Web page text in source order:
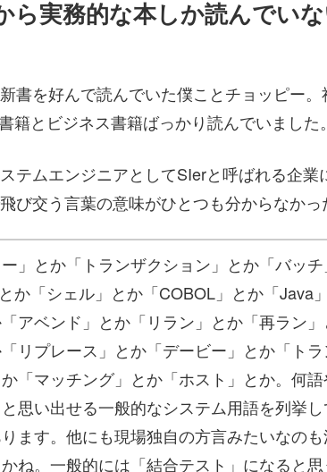
ら実務的な本しか読んでい
書を好んで読んでいた僕ことチョッピー
籍とビジネス書籍ばっかり読んでいました。
テムエンジニアとしてSIerと呼ばれる企業
び交う言葉の意味がひとつも分からなかっ
ー」とか「トランザクション」とか「バッ
とか「シェル」とか「COBOL」とか「Java
アベンド」とか「リラン」とか「再ラン
「リプレース」とか「デービー」とか「ト
「マッチング」とか「ホスト」とか。何
思い出せる一般的なシステム用語を列挙
ます。他にも現場独自の方言みたいなの
ね。一般的には「結合テスト」になると